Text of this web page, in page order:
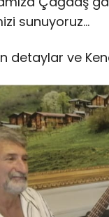
sunuyoruz…
detaylar ve